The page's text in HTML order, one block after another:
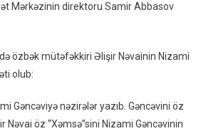
Mərkəzinin direktoru Samir Abbasov
özbək mütəfəkkiri Əlişir Nəvainin Nizami
olub:
Gəncəviyə nəzirələr yazıb. Gəncəvini öz
Nəvai öz “Xəmsə”sini Nizami Gəncəvinin